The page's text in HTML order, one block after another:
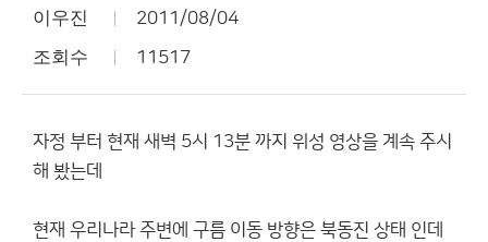
이우진 2011/08/04
조회수 11517
자정 부터 현재 새벽 5시 13분 까지 위성 영상을 계속 주시
해 봤는데
현재 우리나라 주변에 구름 이동 방향은 북동진 상태 인데